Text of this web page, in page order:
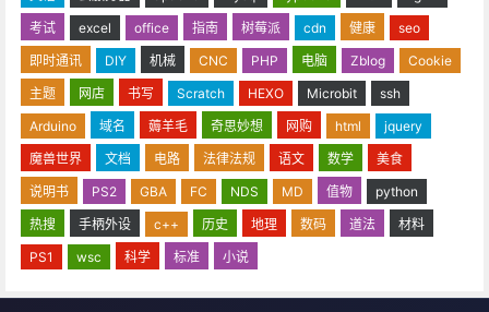
考试
excel office 指南 树莓派 cdn 健康
seo
即时通讯
DIY 机械 CNC PHP 电脑 Zblog
Cookie
主题
网店 书写 Scratch HEXO Microbit
ssh
Arduino
域名 薅羊毛 奇思妙想 网购 html
jquery
魔兽世界
文档 电路 法律法规 语文 数学
美食
说明书
PS2 GBA FC NDS MD 值物
python
热搜
手柄外设 c++ 历史 地理 数码 道法
材料
PS1
wsc 科学 标准 小说